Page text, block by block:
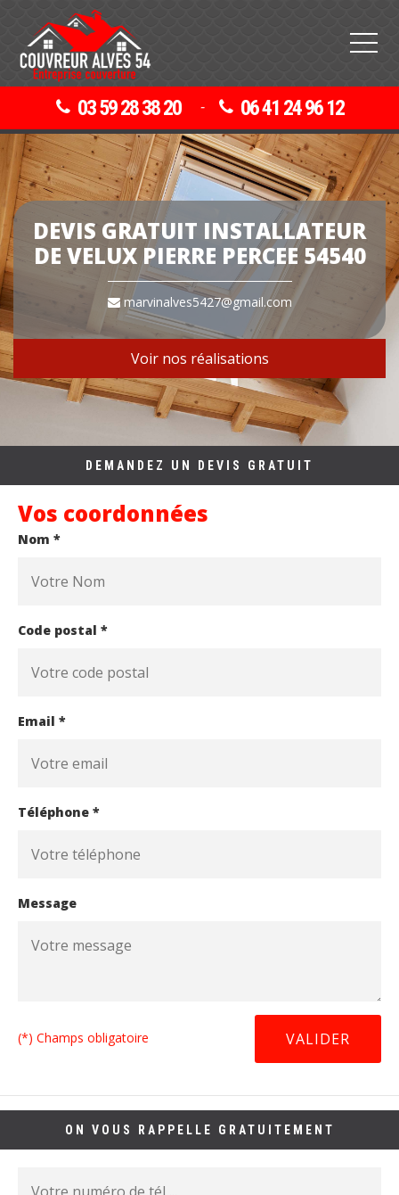
03 59 28 38 20 - 06 41 24 96 12
DEVIS GRATUIT INSTALLATEUR
DE VELUX PIERRE PERCEE 54540
marvinalves5427@gmail.com
Voir nos réalisations
DEMANDEZ UN DEVIS GRATUIT
Vos coordonnées
Nom *
Code postal *
Email *
Téléphone *
Message
(*) Champs obligatoire
ON VOUS RAPPELLE GRATUITEMENT